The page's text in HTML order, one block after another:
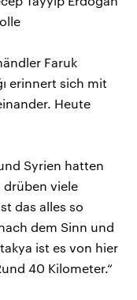
Faruk
erinnert sich mit
Heute
Syrien hatten
viele
das alles so
dem Sinn und
ist es von hier
40 Kilometer.“